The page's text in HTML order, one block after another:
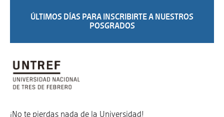
ÚLTIMOS DÍAS PARA INSCRIBIRTE A NUESTROS
POSGRADOS
¡No te pierdas nada de la Universidad!